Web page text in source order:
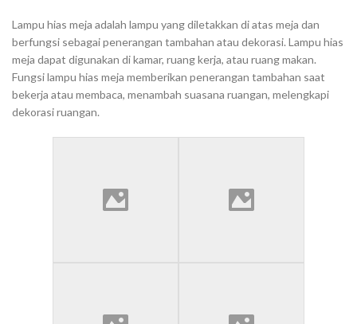
Lampu hias meja adalah lampu yang diletakkan di atas meja dan
berfungsi sebagai penerangan tambahan atau dekorasi. Lampu hias
meja dapat digunakan di kamar, ruang kerja, atau ruang makan.
Fungsi lampu hias meja memberikan penerangan tambahan saat
bekerja atau membaca, menambah suasana ruangan, melengkapi
dekorasi ruangan.